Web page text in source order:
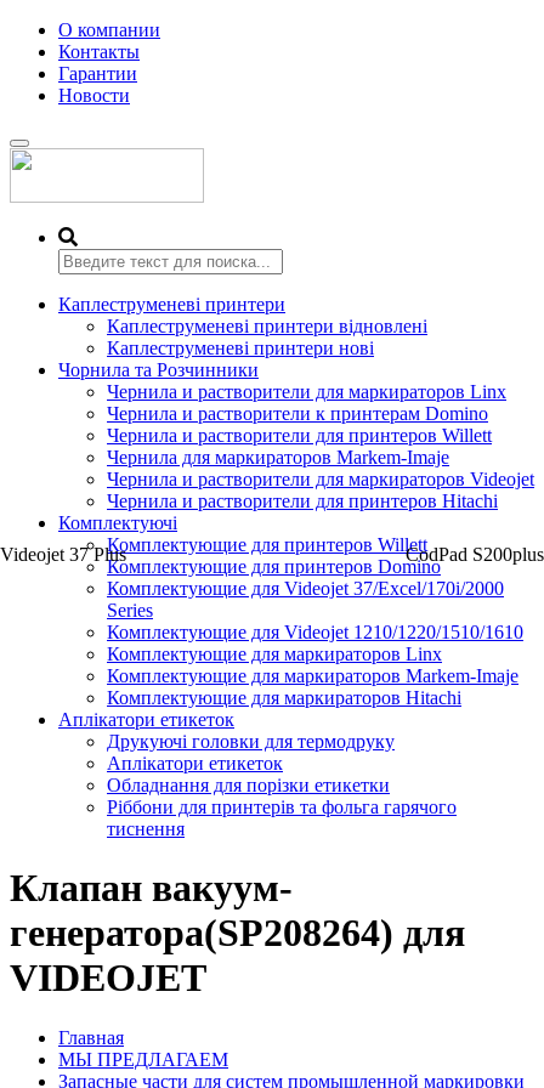
О компании
Контакты
Гарантии
Новости
Переключить
навигацию
Каплеструменеві принтери
Каплеструменеві принтери відновлені
Каплеструменеві принтери нові
Чорнила та Розчинники
Чернила и растворители для маркираторов Linx
Чернила и растворители к принтерам Domino
Чернила и растворители для принтеров Willett
Чернила для маркираторов Markem-Imaje
Чернила и растворители для маркираторов Videojet
Чернила и растворители для принтеров Hitachi
Комплектуючі
Комплектующие для принтеров Willett
Комплектующие для принтеров Domino
Комплектующие для Videojet 37/Excel/170i/2000
Series
Комплектующие для Videojet 1210/1220/1510/1610
Комплектующие для маркираторов Linx
Комплектующие для маркираторов Markem-Imaje
Комплектующие для маркираторов Hitachi
Аплікатори етикеток
Друкуючі головки для термодруку
Аплікатори етикеток
Обладнання для порізки етикетки
Ріббони для принтерів та фольга гарячого
тиснення
Клапан вакуум-
генератора(SP208264) для
VIDEOJET
Главная
МЫ ПРЕДЛАГАЕМ
Запасные части для систем промышленной маркировки
Videojet 37 Plus CodPad S200plus